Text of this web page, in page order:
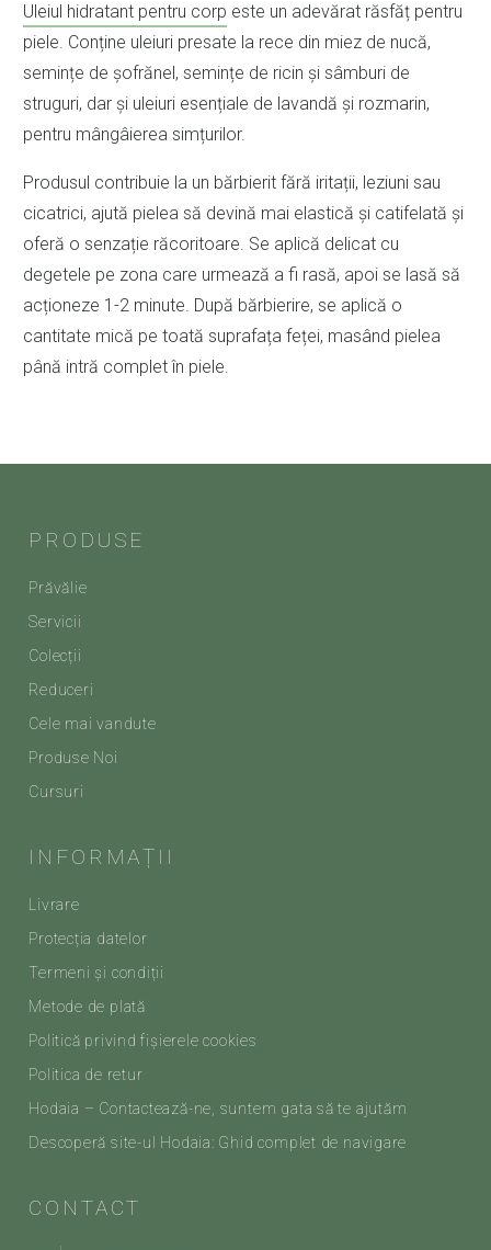
Uleiul hidratant pentru corp este un adevărat răsfăț pentru
piele. Conține uleiuri presate la rece din miez de nucă,
semințe de șofrănel, semințe de ricin și sâmburi de
struguri, dar și uleiuri esențiale de lavandă și rozmarin,
pentru mângâierea simțurilor.
Produsul contribuie la un bărbierit fără iritații, leziuni sau
cicatrici, ajută pielea să devină mai elastică și catifelată și
oferă o senzație răcoritoare. Se aplică delicat cu
degetele pe zona care urmează a fi rasă, apoi se lasă să
acționeze 1-2 minute. După bărbierire, se aplică o
cantitate mică pe toată suprafața feței, masând pielea
până intră complet în piele.
PRODUSE
Prăvălie
Servicii
Colecții
Reduceri
Cele mai vandute
Produse Noi
Cursuri
INFORMAȚII
Livrare
Protecția datelor
Termeni și condiții
Metode de plată
Politică privind fișierele cookies
Politica de retur
Hodaia – Contactează-ne, suntem gata să te ajutăm
Descoperă site-ul Hodaia: Ghid complet de navigare
CONTACT